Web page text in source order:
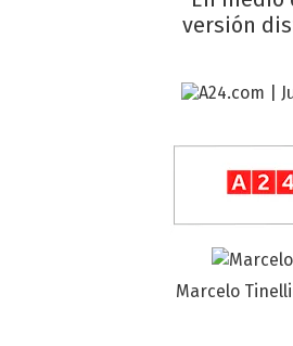
versión
Marcelo